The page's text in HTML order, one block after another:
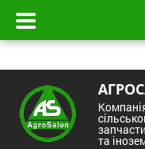
та